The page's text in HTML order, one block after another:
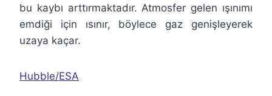
bu kaybı arttırmaktadır. Atmosfer gelen ışınımı
emdiği için ısınır, böylece gaz genişleyerek
uzaya kaçar.
Hubble/ESA